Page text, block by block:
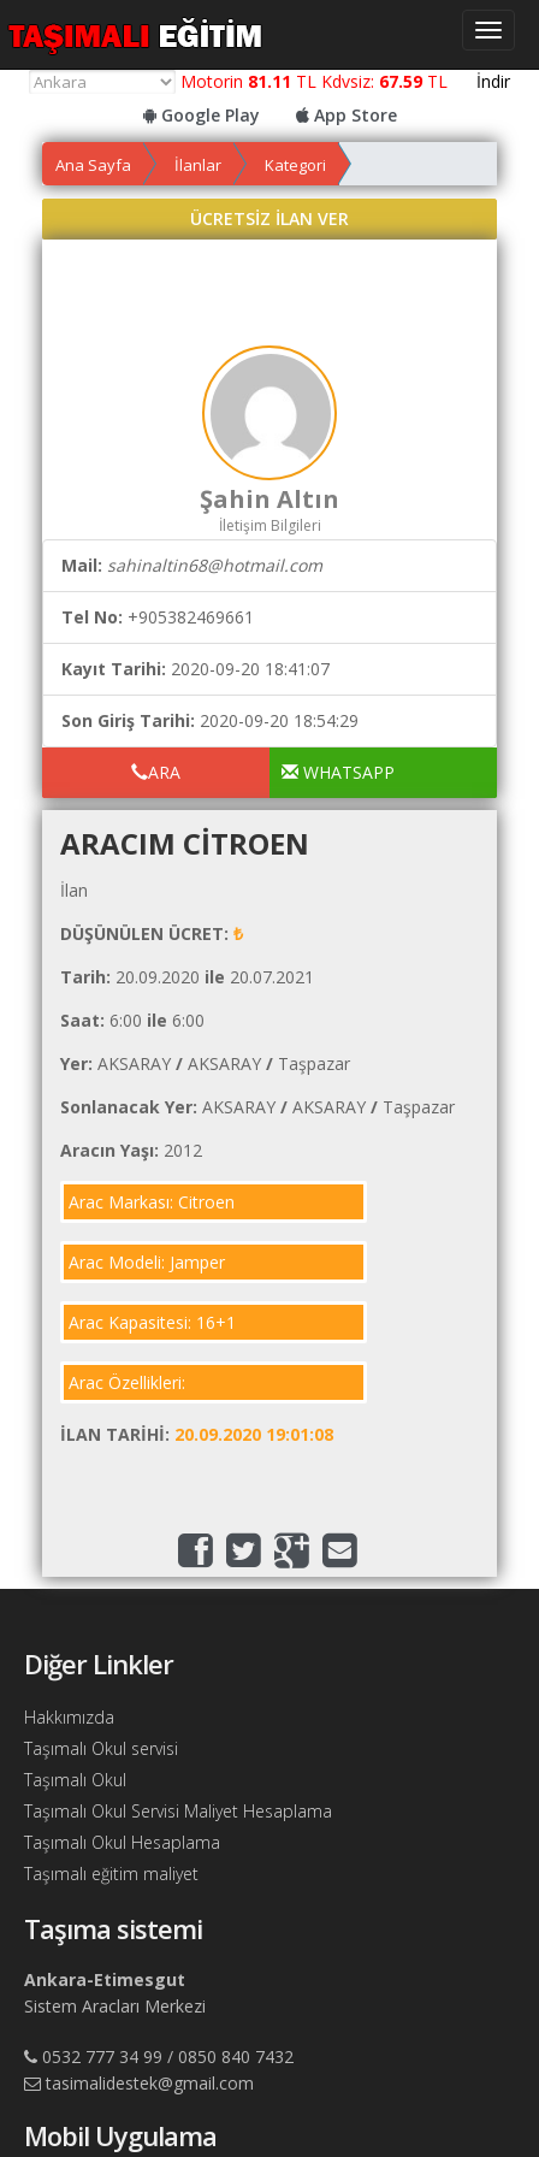
Motorin 81.11 TL Kdvsiz: 67.59TL İndir
Google Play
App Store
Yol
Hesaplama
Yol
Maliyet
Hesaplama
Şartname
Karşılaştırma
Robotu
Masaüstü
Programı
Sınır
Değer
Hesaplama
Akaryakıt
Fiyatları
İhale
İlanlar
Söför
arayanlar
arayanlar
Aracına
Yol
Katsayısı
Ajandam
Hakkımızda
İletişim
Ana Sayfa İlanlar Kategori
ÜCRETSİZ İLAN VER
Şahin Altın
İletişim Bilgileri
Mail: sahinaltin68@hotmail.com
Tel No: +905382469661
Kayıt Tarihi: 2020-09-20 18:41:07
Son Giriş Tarihi: 2020-09-20 18:54:29
ARA WHATSAPP
ARACIM CITROEN
İlan
DÜŞÜNÜLEN ÜCRET: ₺
Tarih: 20.09.2020 ile 20.07.2021
Saat: 6:00 ile 6:00
Yer: AKSARAY / AKSARAY / Taşpazar
Sonlanacak Yer: AKSARAY / AKSARAY / Taşpazar
Aracın Yaşı: 2012
Arac Markası: Citroen
Arac Modeli: Jamper
Arac Kapasitesi: 16+1
Arac Özellikleri:
İLAN TARIHI: 20.09.2020 19:01:08
Diğer Linkler
Hakkımızda
Taşımalı Okul servisi
Taşımalı Okul
Taşımalı Okul Servisi Maliyet Hesaplama
Taşımalı Okul Hesaplama
Taşımalı eğitim maliyet
Taşıma sistemi
Ankara-Etimesgut
Sistem Aracları Merkezi
0532 777 34 99 / 0850 840 7432
tasimalidestek@gmail.com
Mobil Uygulama